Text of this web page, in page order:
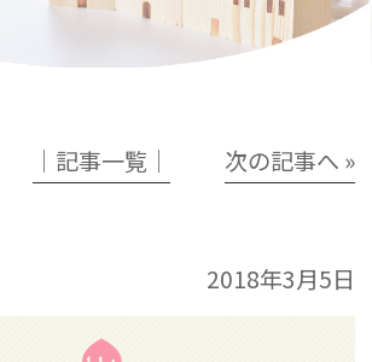
│記事一覧│ 次の記事へ »
2018年3月5日